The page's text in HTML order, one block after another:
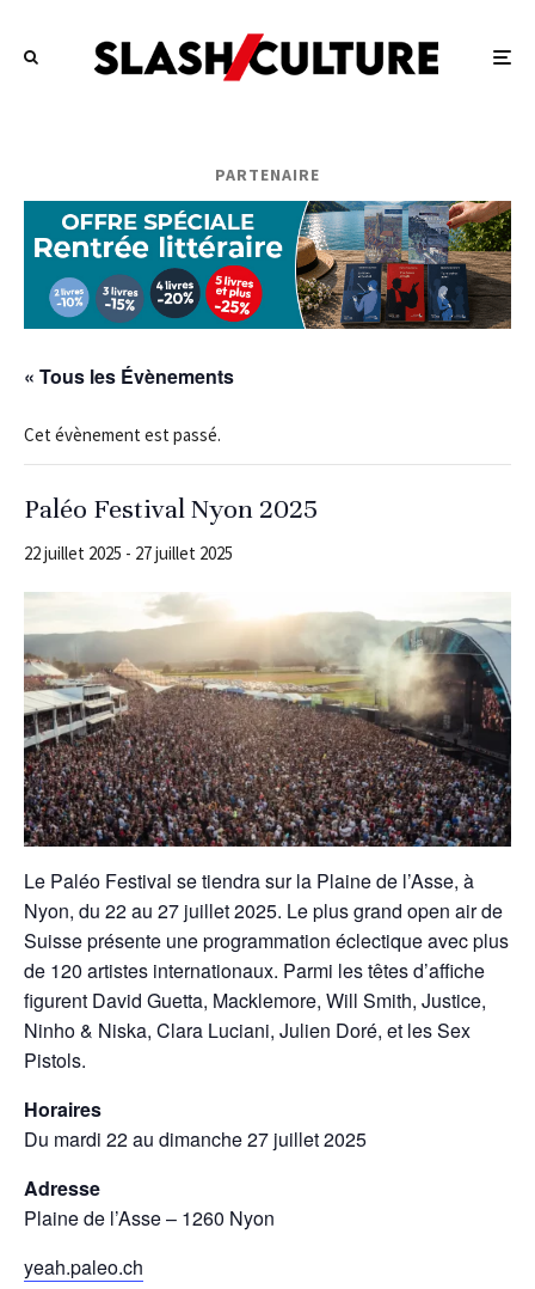
PARTENAIRE
« Tous les Évènements
Cet évènement est passé.
Paléo Festival Nyon 2025
22 juillet 2025 - 27 juillet 2025
Le Paléo Festival se tiendra sur la Plaine de l’Asse, à
Nyon, du 22 au 27 juillet 2025. Le plus grand open air de
Suisse présente une programmation éclectique avec plus
de 120 artistes internationaux. Parmi les têtes d’affiche
figurent David Guetta, Macklemore, Will Smith, Justice,
Ninho & Niska, Clara Luciani, Julien Doré, et les Sex
Pistols.
Horaires
Du mardi 22 au dimanche 27 juillet 2025
Adresse
Plaine de l’Asse – 1260 Nyon
yeah.paleo.ch